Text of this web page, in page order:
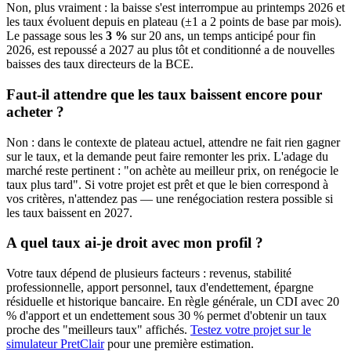
Non, plus vraiment : la baisse s'est interrompue au printemps 2026 et
les taux évoluent depuis en plateau (±1 a 2 points de base par mois).
Le passage sous les 3 % sur 20 ans, un temps anticipé pour fin
2026, est repoussé a 2027 au plus tôt et conditionné a de nouvelles
baisses des taux directeurs de la BCE.
Faut-il attendre que les taux baissent encore pour
acheter ?
Non : dans le contexte de plateau actuel, attendre ne fait rien gagner
sur le taux, et la demande peut faire remonter les prix. L'adage du
marché reste pertinent : "on achète au meilleur prix, on renégocie le
taux plus tard". Si votre projet est prêt et que le bien correspond à
vos critères, n'attendez pas — une renégociation restera possible si
les taux baissent en 2027.
A quel taux ai-je droit avec mon profil ?
Votre taux dépend de plusieurs facteurs : revenus, stabilité
professionnelle, apport personnel, taux d'endettement, épargne
résiduelle et historique bancaire. En règle générale, un CDI avec 20
% d'apport et un endettement sous 30 % permet d'obtenir un taux
proche des "meilleurs taux" affichés. Testez votre projet sur le
simulateur PretClairpour une première estimation.